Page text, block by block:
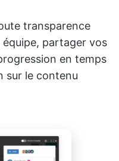
transparence
partager vos
en temps
sur le contenu